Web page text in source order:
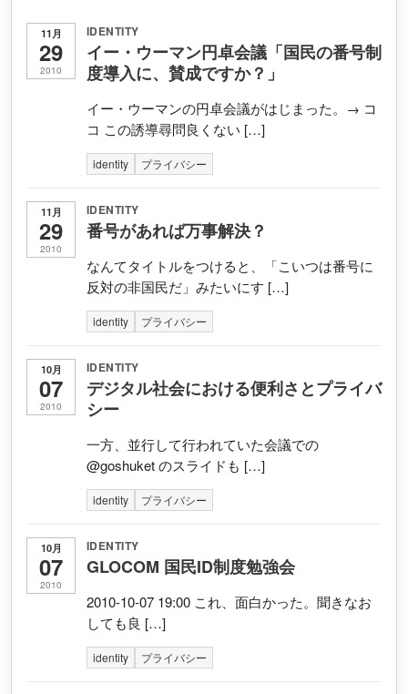
11月
29
2010
IDENTITY
イー・ウーマン円卓会議「国民の番号制
度導入に、賛成ですか？」
イー・ウーマンの円卓会議がはじまった。→ コ
コ この誘導尋問良くない […]
identity プライバシー
11月
29
2010
IDENTITY
番号があれば万事解決？
なんてタイトルをつけると、「こいつは番号に
反対の非国民だ」みたいにす […]
identity プライバシー
10月
07
2010
IDENTITY
デジタル社会における便利さとプライバ
シー
一方、並行して行われていた会議での
@goshuket のスライドも […]
identity プライバシー
10月
07
2010
IDENTITY
GLOCOM 国民ID制度勉強会
2010-10-07 19:00 これ、面白かった。聞きなお
しても良 […]
identity プライバシー